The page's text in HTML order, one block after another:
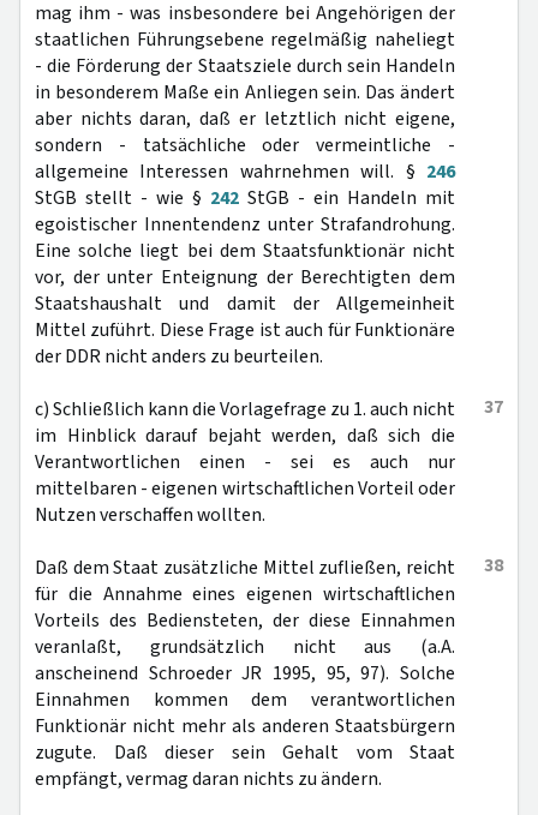
mag ihm - was insbesondere bei Angehörigen der
staatlichen Führungsebene regelmäßig naheliegt
- die Förderung der Staatsziele durch sein Handeln
in besonderem Maße ein Anliegen sein. Das ändert
aber nichts daran, daß er letztlich nicht eigene,
sondern - tatsächliche oder vermeintliche -
allgemeine Interessen wahrnehmen will. § 246
StGB stellt - wie § 242 StGB - ein Handeln mit
egoistischer Innentendenz unter Strafandrohung.
Eine solche liegt bei dem Staatsfunktionär nicht
vor, der unter Enteignung der Berechtigten dem
Staatshaushalt und damit der Allgemeinheit
Mittel zuführt. Diese Frage ist auch für Funktionäre
der DDR nicht anders zu beurteilen.
37
c) Schließlich kann die Vorlagefrage zu 1. auch nicht
im Hinblick darauf bejaht werden, daß sich die
Verantwortlichen einen - sei es auch nur
mittelbaren - eigenen wirtschaftlichen Vorteil oder
Nutzen verschaffen wollten.
38
Daß dem Staat zusätzliche Mittel zufließen, reicht
für die Annahme eines eigenen wirtschaftlichen
Vorteils des Bediensteten, der diese Einnahmen
veranlaßt, grundsätzlich nicht aus (a.A.
anscheinend Schroeder JR 1995, 95, 97). Solche
Einnahmen kommen dem verantwortlichen
Funktionär nicht mehr als anderen Staatsbürgern
zugute. Daß dieser sein Gehalt vom Staat
empfängt, vermag daran nichts zu ändern.